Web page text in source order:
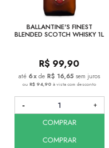
BALLANTINE'S FINEST
BLENDED SCOTCH WHISKY 1L
R$ 99,90
6x de R$ 16,65 sem juros
ouR$ 94,90à vista com desconto
COMPRAR
COMPRAR